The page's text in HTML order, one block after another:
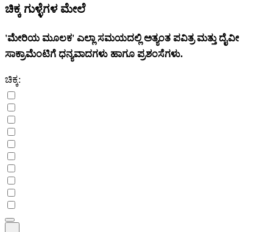
ಚಿಕ್ಕ ಗುಳ್ಳೆಗಳ ಮೇಲೆ
'ಮೇರಿಯ ಮೂಲಕ' ಎಲ್ಲಾ ಸಮಯದಲ್ಲಿ ಅತ್ಯಂತ ಪವಿತ್ರ ಮತ್ತು ದೈವೀ
ಸಾಕ್ರಾಮೆಂಟಿಗೆ ಧನ್ಯವಾದಗಳು ಹಾಗೂ ಪ್ರಶಂಸೆಗಳು.
ಚಿಕ್ಕ: